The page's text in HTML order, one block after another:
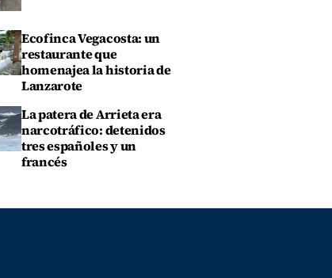
Ecofinca Vegacosta: un
restaurante que
homenajea la historia de
Lanzarote
La patera de Arrieta era
narcotráfico: detenidos
tres españoles y un
francés